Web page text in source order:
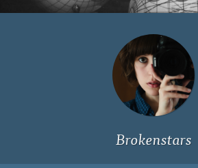
Ich bin Fyn,
23, und
wohne in
Köln
Brokenstars